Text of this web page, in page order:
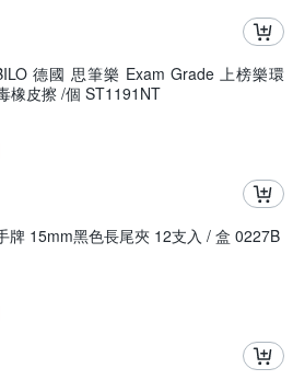
德國 思筆樂 Exam Grade 上榜樂環
橡皮擦 /個 ST1191NT
牌 15mm黑色長尾夾 12支入 / 盒 0227B